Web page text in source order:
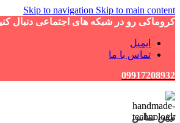
Skip to navigation Skip to main content
کروماکی رو در شبکه های اجتماعی دنبال
ایمیل
تماس با ما
09917208932
تلفن تماس